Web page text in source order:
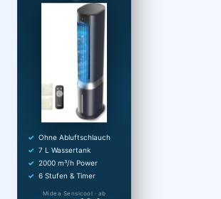
Ohne Abluftschlauch
7 L Wassertank
2000 m³/h Power
6 Stufen & Timer
Midea Sensicool · ab